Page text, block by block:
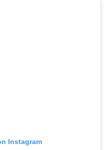
Instagram